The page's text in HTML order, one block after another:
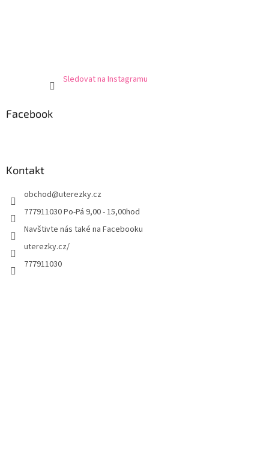
Sledovat na Instagramu
Facebook
Kontakt
obchod@uterezky.cz
777911030 Po-Pá 9,00 - 15,00hod
Navštivte nás také na Facebooku
uterezky.cz/
777911030